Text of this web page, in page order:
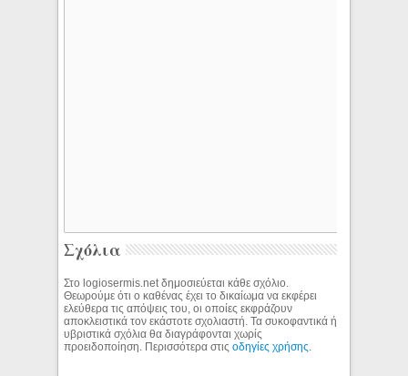
Σχόλια
Στο logiosermis.net δημοσιεύεται κάθε σχόλιο.
Θεωρούμε ότι ο καθένας έχει το δικαίωμα να εκφέρει
ελεύθερα τις απόψεις του, οι οποίες εκφράζουν
αποκλειστικά τον εκάστοτε σχολιαστή. Τα συκοφαντικά ή
υβριστικά σχόλια θα διαγράφονται χωρίς
προειδοποίηση. Περισσότερα στιςοδηγίες χρήσης.